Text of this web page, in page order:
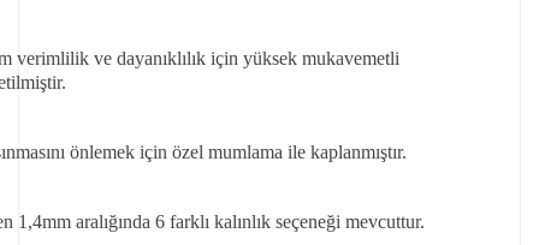
verimlilik ve dayanıklılık için yüksek mukavemetli
önlemek için özel mumlama ile kaplanmıştır.
1,4mm aralığında 6 farklı kalınlık seçeneği mevcuttur.